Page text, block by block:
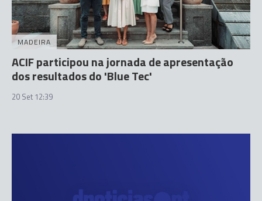
MADEIRA
ACIF participou na jornada de apresentação
dos resultados do 'Blue Tec'
20 Set 12:39